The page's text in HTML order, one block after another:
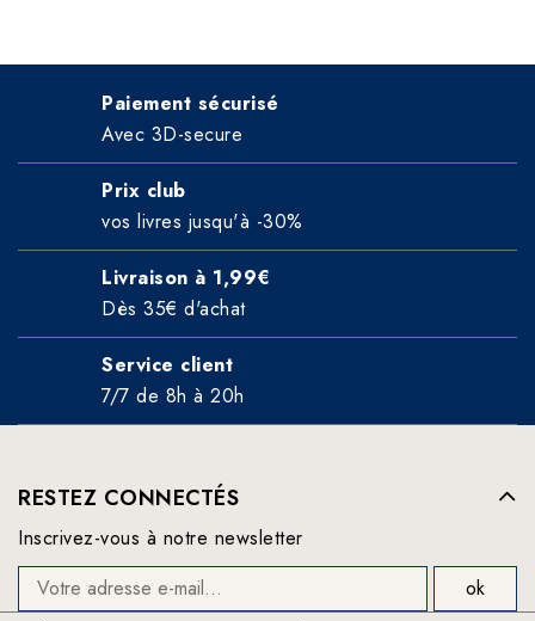
Paiement sécurisé
Avec 3D-secure
Prix club
vos livres jusqu'à -30%
Livraison à 1,99€
Dès 35€ d'achat
Service client
7/7 de 8h à 20h
RESTEZ CONNECTÉS
Inscrivez-vous à notre newsletter